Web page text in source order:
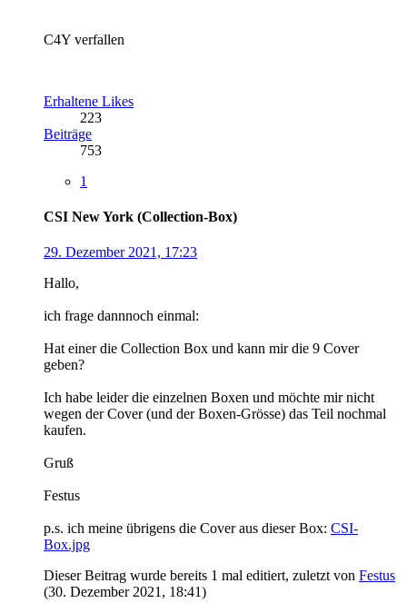
C4Y verfallen
Erhaltene Likes
223
Beiträge
753
1
CSI New York (Collection-Box)
29. Dezember 2021, 17:23
Hallo,
ich frage dannnoch einmal:
Hat einer die Collection Box und kann mir die 9 Cover
geben?
Ich habe leider die einzelnen Boxen und möchte mir nicht
wegen der Cover (und der Boxen-Grösse) das Teil nochmal
kaufen.
Gruß
Festus
p.s. ich meine übrigens die Cover aus dieser Box: CSI-
Box.jpg
Dieser Beitrag wurde bereits 1 mal editiert, zuletzt von Festus
(30. Dezember 2021, 18:41)